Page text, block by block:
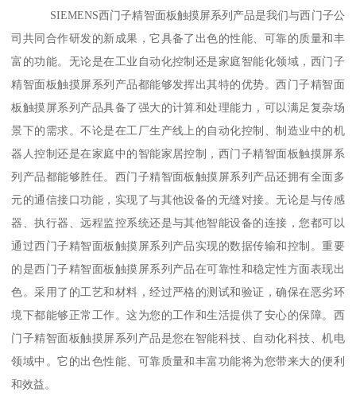
SIEMENS西门子精智面板触摸屏系列产品是我们与西门子公
司共同合作研发的新成果，它具备了出色的性能、可靠的质量和丰
富的功能。无论是在工业自动化控制还是家庭智能化领域，西门子
精智面板触摸屏系列产品都能够发挥出其特的优势。西门子精智面
板触摸屏系列产品具备了强大的计算和处理能力，可以满足复杂场
景下的需求。不论是在工厂生产线上的自动化控制、制造业中的机
器人控制还是在家庭中的智能家居控制，西门子精智面板触摸屏系
列产品都能够胜任。西门子精智面板触摸屏系列产品还拥有全面多
元的通信接口功能，实现了与其他设备的无缝对接。无论是与传感
器、执行器、远程监控系统还是与其他智能设备的连接，您都可以
通过西门子精智面板触摸屏系列产品实现的数据传输和控制。重要
的是西门子精智面板触摸屏系列产品在可靠性和稳定性方面表现出
色。采用了的工艺和材料，经过严格的测试和验证，确保在恶劣环
境下都能够正常工作。这为您的工作和生活提供了安心的保障。西
门子精智面板触摸屏系列产品是您在智能科技、自动化科技、机电
领域中。它的出色性能、可靠质量和丰富功能将为您带来大的便利
和效益。